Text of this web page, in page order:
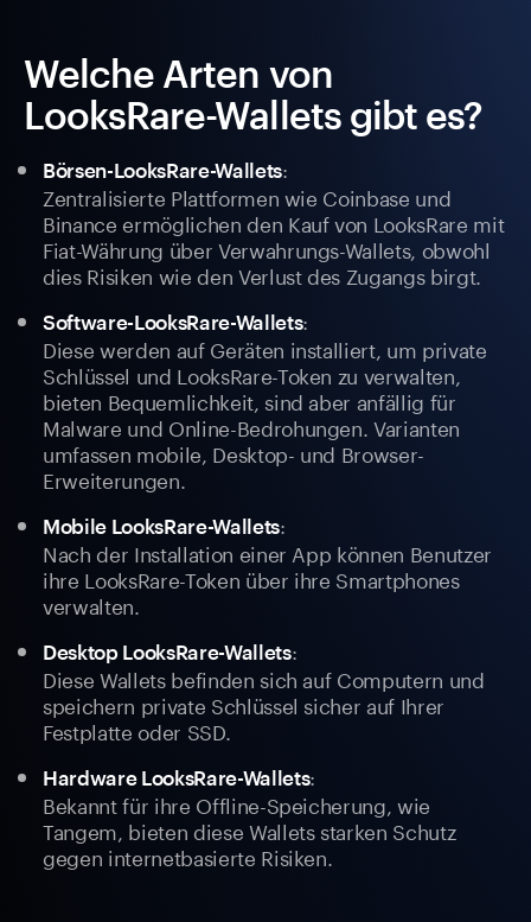
Welche Arten von
LooksRare-Wallets gibt es?
Börsen-LooksRare-Wallets:
Zentralisierte Plattformen wie Coinbase und
Binance ermöglichen den Kauf von LooksRare mit
Fiat-Währung über Verwahrungs-Wallets, obwohl
dies Risiken wie den Verlust des Zugangs birgt.
Software-LooksRare-Wallets:
Diese werden auf Geräten installiert, um private
Schlüssel und LooksRare-Token zu verwalten,
bieten Bequemlichkeit, sind aber anfällig für
Malware und Online-Bedrohungen. Varianten
umfassen mobile, Desktop- und Browser-
Erweiterungen.
Mobile LooksRare-Wallets:
Nach der Installation einer App können Benutzer
ihre LooksRare-Token über ihre Smartphones
verwalten.
Desktop LooksRare-Wallets:
Diese Wallets befinden sich auf Computern und
speichern private Schlüssel sicher auf Ihrer
Festplatte oder SSD.
Hardware LooksRare-Wallets:
Bekannt für ihre Offline-Speicherung, wie
Tangem, bieten diese Wallets starken Schutz
gegen internetbasierte Risiken.